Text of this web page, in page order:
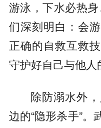
游泳，下水必热
们深刻明白：会
正确的自救互救
守护好自己与他人
除防溺水外
边的“隐形杀手”。